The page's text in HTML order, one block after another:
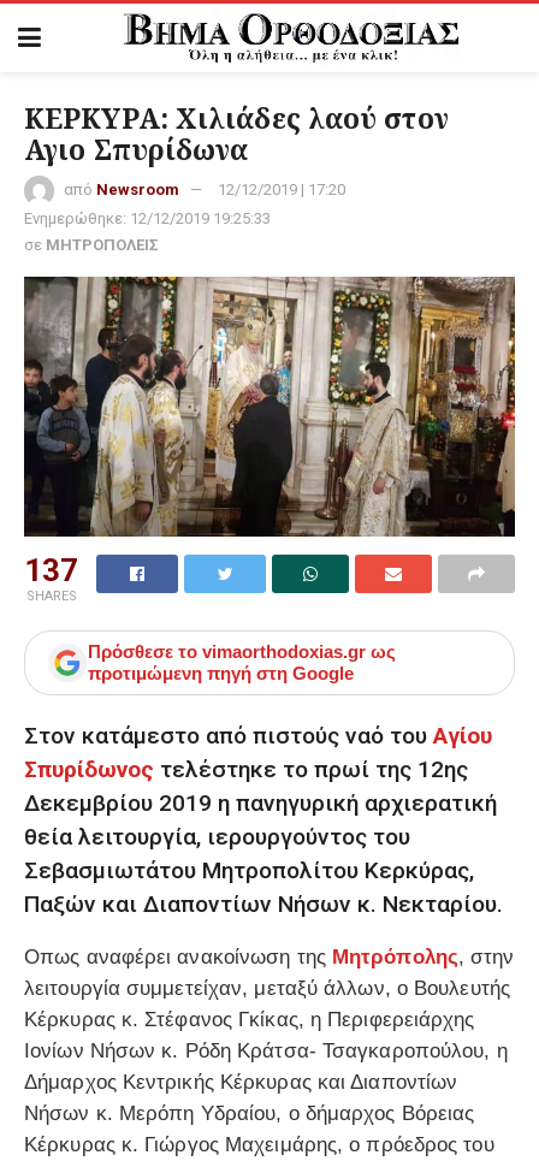
ΚΕΡΚΥΡΑ: Χιλιάδες λαού στον
Αγιο Σπυρίδωνα
από Newsroom
12/12/2019 | 17:20
Ενημερώθηκε: 12/12/2019 19:25:33
σε ΜΗΤΡΟΠΟΛΕΙΣ
137
SHARES
Πρόσθεσε το vimaorthodoxias.gr ως
προτιμώμενη πηγή στη Google
Στον κατάμεστο από πιστούς ναό τουΑγίου
Σπυρίδωνος τελέστηκε το πρωί της 12ης
Δεκεμβρίου 2019 η πανηγυρική αρχιερατική
θεία λειτουργία, ιερουργούντος του
Σεβασμιωτάτου Μητροπολίτου Κερκύρας,
Παξών και Διαποντίων Νήσων κ. Νεκταρίου.
Οπως αναφέρει ανακοίνωση της Μητρόπολης, στην
λειτουργία συμμετείχαν, μεταξύ άλλων, ο Βουλευτής
Κέρκυρας κ. Στέφανος Γκίκας, η Περιφερειάρχης
Ιονίων Νήσων κ. Ρόδη Κράτσα- Τσαγκαροπούλου, η
Δήμαρχος Κεντρικής Κέρκυρας και Διαποντίων
Νήσων κ. Μερόπη Υδραίου, ο δήμαρχος Βόρειας
Κέρκυρας κ. Γιώργος Μαχειμάρης, ο πρόεδρος του